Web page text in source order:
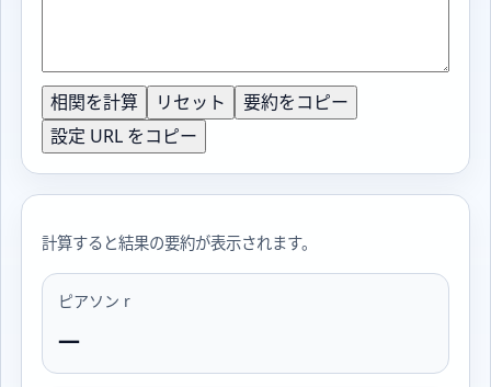
相関を計算 リセット
要約をコピー
設定 URL をコピー
計算すると結果の要約が表示されます。
ピアソン r
—